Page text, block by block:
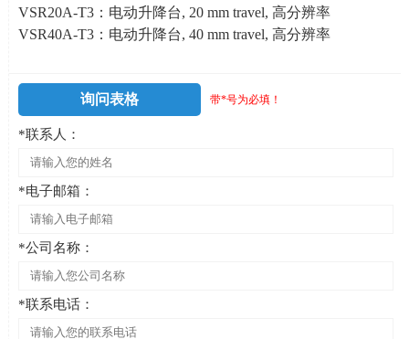
VSR20A-T3：电动升降台, 20 mm travel, 高分辨率
VSR40A-T3：电动升降台, 40 mm travel, 高分辨率
询问表格 带*号为必填！
*联系人：
*电子邮箱：
*公司名称：
*联系电话：